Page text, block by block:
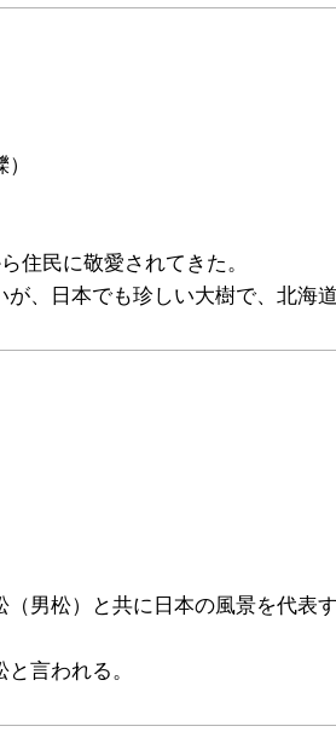
住民に敬愛されてきた。
、日本でも珍しい大樹で、北海
男松）と共に日本の風景を代表
言われる。